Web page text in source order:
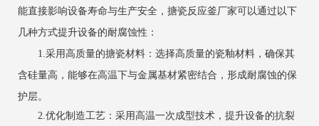
能直接影响设备寿命与生产安全，搪瓷反应釜厂家可以通过以下
几种方式提升设备的耐腐蚀性：
1.采用高质量的搪瓷材料：选择高质量的瓷釉材料，确保其
含硅量高，能够在高温下与金属基材紧密结合，形成耐腐蚀的保
护层。
2.优化制造工艺：采用高温一次成型技术，提升设备的抗裂